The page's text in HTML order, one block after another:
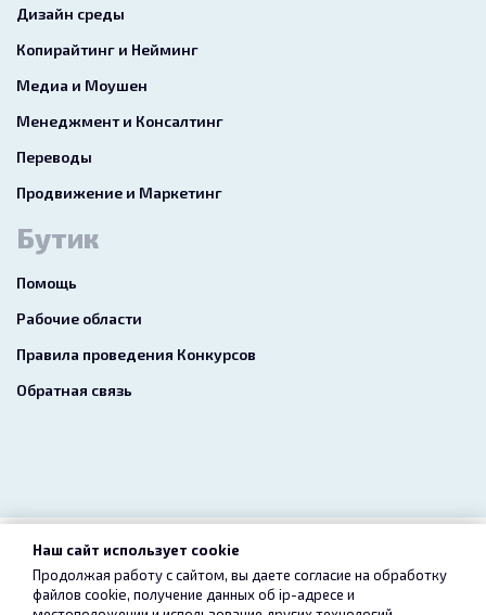
Дизайн среды
Копирайтинг и Нейминг
Медиа и Моушен
Менеджмент и Консалтинг
Переводы
Продвижение и Маркетинг
Бутик
Помощь
Рабочие области
Правила проведения Конкурсов
Обратная связь
2026 freelance.boutique
Пользовательское соглашение Конфиденциальность
Наш сайт использует cookie
Продолжая работу с сайтом, вы даете согласие на обработку
файлов cookie, получение данных об ip-адресе и